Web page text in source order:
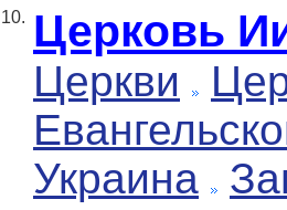
10. Церковь
Церкви
Украина